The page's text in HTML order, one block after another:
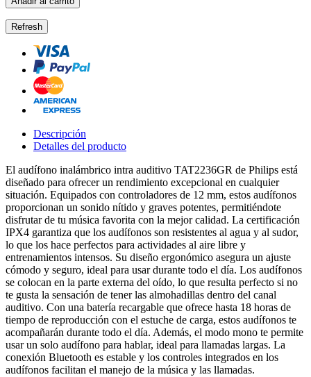
Descripción
Detalles del producto
El audífono inalámbrico intra auditivo TAT2236GR de Philips está
diseñado para ofrecer un rendimiento excepcional en cualquier
situación. Equipados con controladores de 12 mm, estos audífonos
proporcionan un sonido nítido y graves potentes, permitiéndote
disfrutar de tu música favorita con la mejor calidad. La certificación
IPX4 garantiza que los audífonos son resistentes al agua y al sudor,
lo que los hace perfectos para actividades al aire libre y
entrenamientos intensos. Su diseño ergonómico asegura un ajuste
cómodo y seguro, ideal para usar durante todo el día. Los audífonos
se colocan en la parte externa del oído, lo que resulta perfecto si no
te gusta la sensación de tener las almohadillas dentro del canal
auditivo. Con una batería recargable que ofrece hasta 18 horas de
tiempo de reproducción con el estuche de carga, estos audífonos te
acompañarán durante todo el día. Además, el modo mono te permite
usar un solo audífono para hablar, ideal para llamadas largas. La
conexión Bluetooth es estable y los controles integrados en los
audífonos facilitan el manejo de la música y las llamadas.